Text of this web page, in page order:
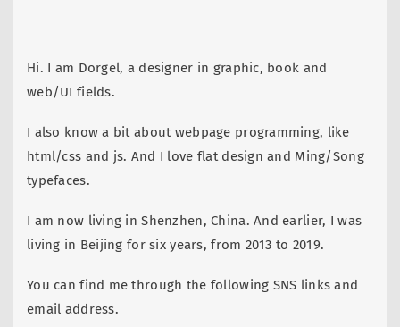
Hi. I am Dorgel, a designer in graphic, book and
web/UI fields.
I also know a bit about webpage programming, like
html/css and js. And I love flat design and Ming/Song
typefaces.
I am now living in Shenzhen, China. And earlier, I was
living in Beijing for six years, from 2013 to 2019.
You can find me through the following SNS links and
email address.